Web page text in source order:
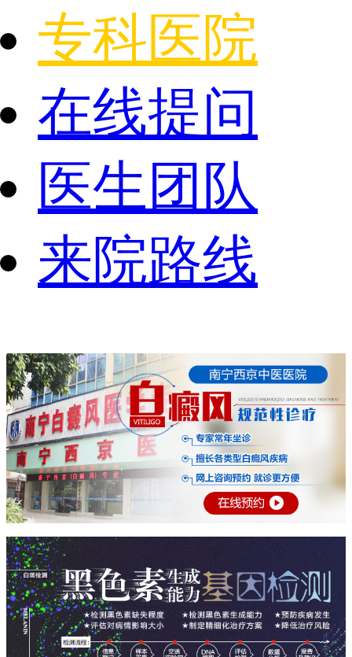
专科医院
在线提问
医生团队
来院路线